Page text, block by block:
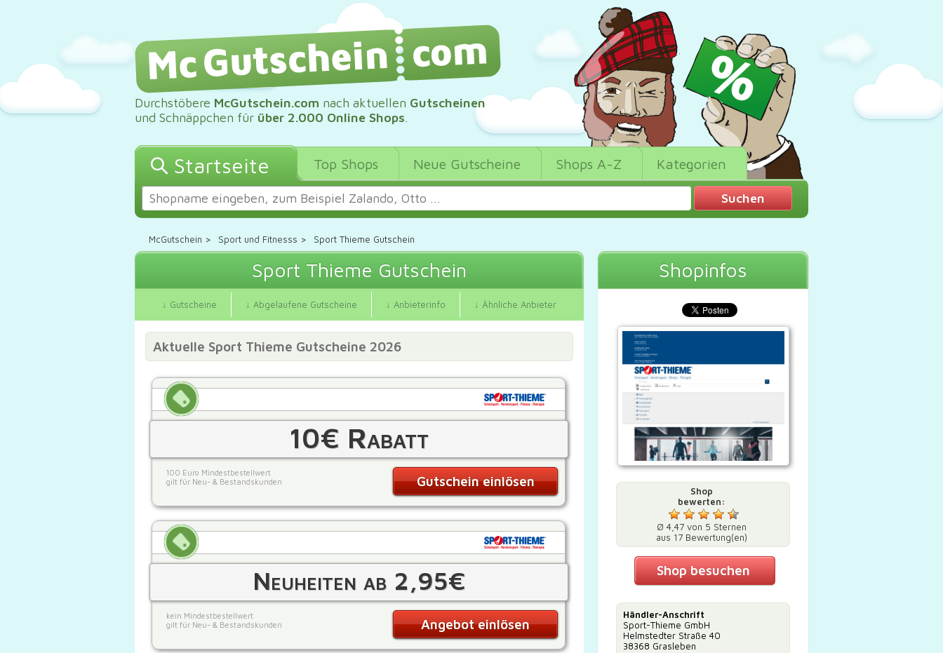
Durchstöbere McGutschein.com nach aktuellen Gutscheinen
und Schnäppchen für über 2.000 Online Shops.
Startseite Top Shops Neue Gutscheine Shops A-Z Kategorien
McGutschein > Sport und Fitnesss > Sport Thieme Gutschein
Sport Thieme Gutschein
↓ Gutscheine ↓ Abgelaufene Gutscheine ↓ Anbieterinfo ↓ Ähnliche Anbieter
Aktuelle Sport Thieme Gutscheine 2026
10€ Rabatt
100 Euro Mindestbestellwert
gilt für Neu- & Bestandskunden
Gutschein einlösen
Neuheiten ab 2,95€
kein Mindestbestellwert
gilt für Neu- & Bestandskunden
Angebot einlösen
Shopinfos
Shop
bewerten:
Ø 4,47 von 5 Sternen
aus 17 Bewertung(en)
Shop besuchen
Händler-Anschrift
Sport-Thieme GmbH
Helmstedter Straße 40
38368 Grasleben